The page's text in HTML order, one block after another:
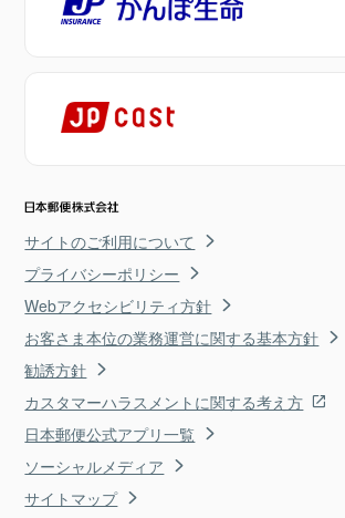
サイトのご利用について
プライバシーポリシー
Webアクセシビリティ方針
お客さま本位の業務運営に関する基本方針
勧誘方針
カスタマーハラスメントに関する考え方
日本郵便公式アプリ一覧
ソーシャルメディア
サイトマップ